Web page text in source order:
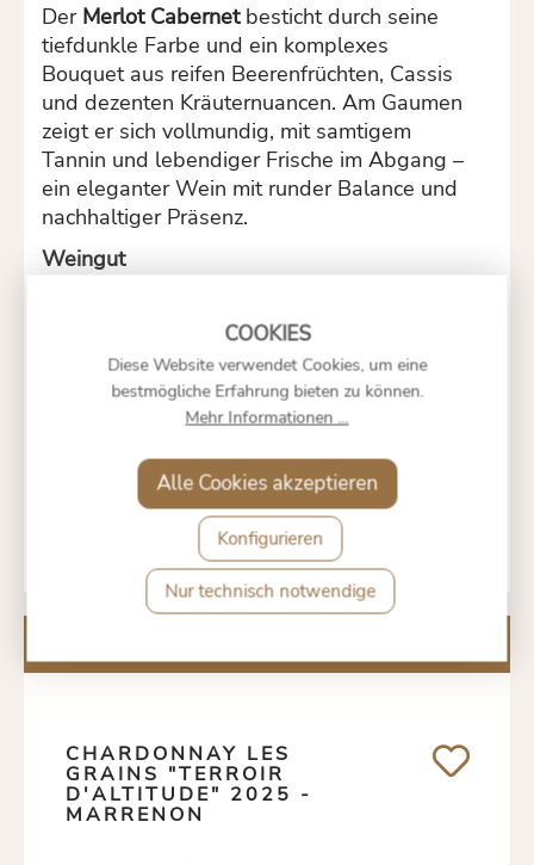
Der Merlot Cabernetbesticht durch seine
tiefdunkle Farbe und ein komplexes
Bouquet aus reifen Beerenfrüchten, Cassis
und dezenten Kräuternuancen. Am Gaumen
zeigt er sich vollmundig, mit samtigem
Tannin und lebendiger Frische im Abgang –
ein eleganter Wein mit runder Balance und
nachhaltiger Präsenz.
Weingut
hochwertige Weinproduktion im Languedoc
und setzt auf naturnahe Anbautechniken
sowie traditionelle Handarbeit im Rebberg.
Mit einem ausgeprägten Augenmerk auf
sowohl die regionale Bodenstruktur als auch
den Charakter der Rebsorten authentisch
CHARDONNAY LES
GRAINS "TERROIR
D'ALTITUDE" 2025 -
MARRENON
Diese Website verwendet Cookies, um eine
bestmögliche Erfahrung bieten zu können.
Mehr Informationen ...
Nur technisch notwendige
Konfigurieren
Alle Cookies akzeptieren